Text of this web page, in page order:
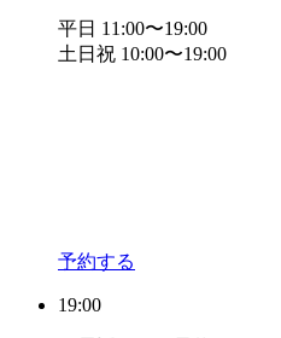
平日 11:00〜19:00
土日祝 10:00〜19:00
予約する
19:00